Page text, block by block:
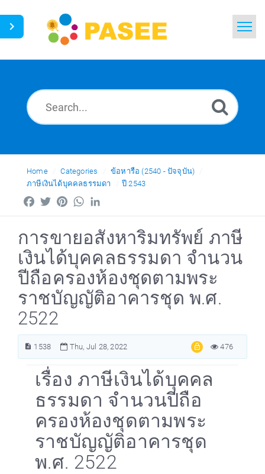
News
Ask a Question
Home Categories
ข้อหารือ (2540 - ปัจจุบัน)
ภาษีเงินได้บุคคลธรรมดา
ปี 2543
FacebookTwitterPinterestWhatsApp
การขายอสังหาริมทรัพย์ ภาษี
เงินได้บุคคลธรรมดา จำนวน
ปีถือครองห้องชุดตามพระ
ราชบัญญัติอาคารชุด พ.ศ.
2522
1538 Thu, Jul 28, 2022 476
เรื่อง ภาษีเงินได้บุคคล
ธรรมดา จำนวนปีถือ
ครองห้องชุดตามพระ
ราชบัญญัติอาคารชุด
พ.ศ. 2522